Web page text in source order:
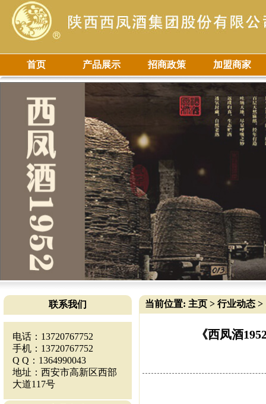
首页 产品展示 招商政策 加盟商家
联系我们
电话：13720767752
手机：13720767752
Q Q：1364990043
地址：西安市高新区西部
大道117号
当前位置: 主页 > 行业动态 >
《西凤酒